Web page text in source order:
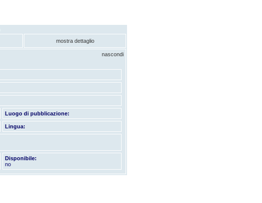
mostra dettaglio
nascondi
Luogo di pubblicazione:
Lingua:
Disponibile:
no